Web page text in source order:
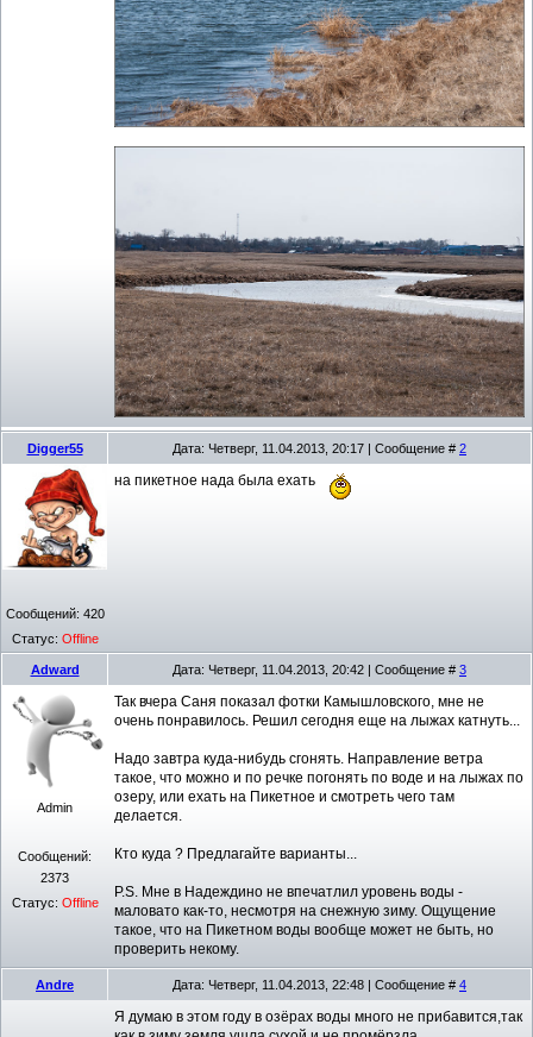
Digger55 Дата: Четверг, 11.04.2013, 20:17 | Сообщение # 2
Сообщений: 420
Статус: Offline
на пикетное нада была ехать
Adward Дата: Четверг, 11.04.2013, 20:42 | Сообщение # 3
Admin
Сообщений:
2373
Статус: Offline
Так вчера Саня показал фотки Камышловского, мне не
очень понравилось. Решил сегодня еще на лыжах катнуть...
Надо завтра куда-нибудь сгонять. Направление ветра
такое, что можно и по речке погонять по воде и на лыжах по
озеру, или ехать на Пикетное и смотреть чего там
делается.
Кто куда ? Предлагайте варианты...
P.S. Мне в Надеждино не впечатлил уровень воды -
маловато как-то, несмотря на снежную зиму. Ощущение
такое, что на Пикетном воды вообще может не быть, но
проверить некому.
Andre Дата: Четверг, 11.04.2013, 22:48 | Сообщение # 4
Я думаю в этом году в озёрах воды много не прибавится,так